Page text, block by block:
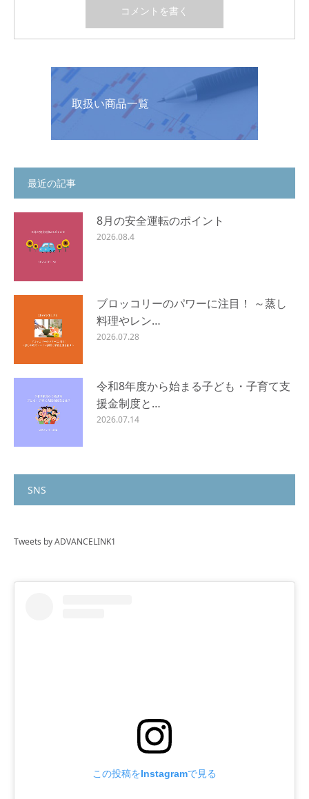
取扱い商品一覧
最近の記事
8月の安全運転のポイント
2026.08.4
ブロッコリーのパワーに注目！ ～蒸し
料理やレン…
2026.07.28
令和8年度から始まる子ども・子育て支
援金制度と…
2026.07.14
SNS
Tweets by ADVANCELINK1
この投稿をInstagramで見る